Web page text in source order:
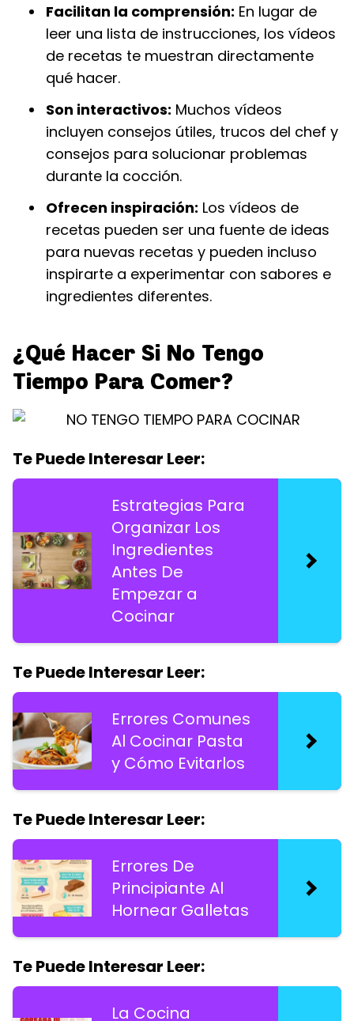
Facilitan la comprensión: En lugar de
leer una lista de instrucciones, los vídeos
de recetas te muestran directamente
qué hacer.
Son interactivos: Muchos vídeos
incluyen consejos útiles, trucos del chef y
consejos para solucionar problemas
durante la cocción.
Ofrecen inspiración: Los vídeos de
recetas pueden ser una fuente de ideas
para nuevas recetas y pueden incluso
inspirarte a experimentar con sabores e
ingredientes diferentes.
¿Qué Hacer Si No Tengo
Tiempo Para Comer?
Te Puede Interesar Leer:
Estrategias Para
Organizar Los
Ingredientes
Antes De
Empezar a
Cocinar
Te Puede Interesar Leer:
Errores Comunes
Al Cocinar Pasta
y Cómo Evitarlos
Te Puede Interesar Leer:
Errores De
Principiante Al
Hornear Galletas
Te Puede Interesar Leer:
La Cocina